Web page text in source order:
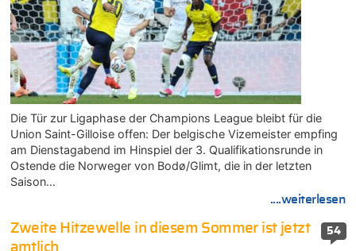
Die Tür zur Ligaphase der Champions League bleibt für die
Union Saint-Gilloise offen: Der belgische Vizemeister empfing
am Dienstagabend im Hinspiel der 3. Qualifikationsrunde in
Ostende die Norweger von Bodø/Glimt, die in der letzten
Saison…
....weiterlesen
54
Zweite Hitzewelle in diesem Sommer ist jetzt
amtlich